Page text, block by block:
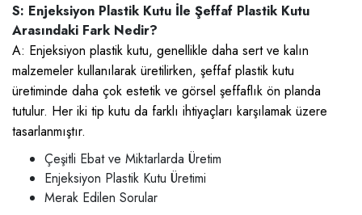
S: Enjeksiyon Plastik Kutu İle Şeffaf Plastik Kutu
Arasındaki Fark Nedir?
A: Enjeksiyon plastik kutu, genellikle daha sert ve kalın
malzemeler kullanılarak üretilirken, şeffaf plastik kutu
üretiminde daha çok estetik ve görsel şeffaflık ön planda
tutulur. Her iki tip kutu da farklı ihtiyaçları karşılamak üzere
tasarlanmıştır.
Çeşitli Ebat ve Miktarlarda Üretim
Enjeksiyon Plastik Kutu Üretimi
Merak Edilen Sorular